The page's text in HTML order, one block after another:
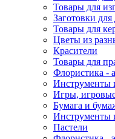
Товары для
Заготовки
Товары для
Цветы из
Красители
Товары для
Флористика -
Инструменты
Игры,
Бумага и
Инструменты
Пастели